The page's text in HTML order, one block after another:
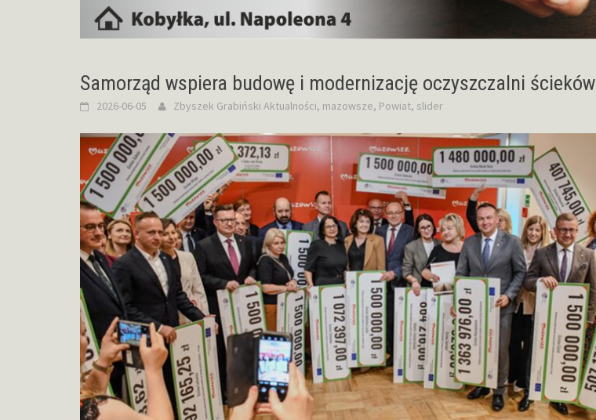
Samorząd wspiera budowę i modernizację oczyszczalni ścieków
2026-06-05 Zbyszek Grabiński Aktualności, mazowsze, Powiat, slider